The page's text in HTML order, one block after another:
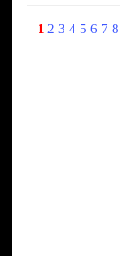
1 2 3 4 5 6 7 8